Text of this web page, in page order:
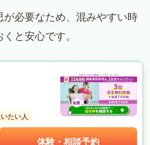
必要なため、混みやすい時
と安心です。
たい人
体験・相談予約